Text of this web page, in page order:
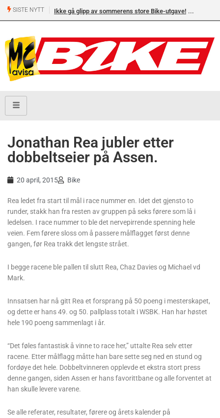
SISTE NYTT Ikke gå glipp av sommerens store Bike-utgave!
Jonathan Rea jubler etter
dobbeltseier på Assen.
20 april, 2015 Bike
Rea ledet fra start til mål i race nummer en. Idet det gjensto to
runder, stakk han fra resten av gruppen på seks førere som lå i
ledelsen. I race nummer to ble det nervepirrende spenning hele
veien. Fem førere sloss om å passere målflagget først denne
gangen, før Rea trakk det lengste strået.
I begge racene ble pallen til slutt Rea, Chaz Davies og Michael vd
Mark.
Innsatsen har nå gitt Rea et forsprang på 50 poeng i mesterskapet,
og dette er hans 49. og 50. pallplass totalt i WSBK. Han har høstet
hele 190 poeng sammenlagt i år.
“Det føles fantastisk å vinne to race her,” uttalte Rea selv etter
racene. Etter målflagg måtte han bare sette seg ned en stund og
fordøye det hele. Dobbeltvinneren opplevde et ekstra stort press
denne gangen, siden Assen er hans favorittbane og alle forventet at
han skulle levere varene.
Se alle referater, resultater, førere og årets kalender på